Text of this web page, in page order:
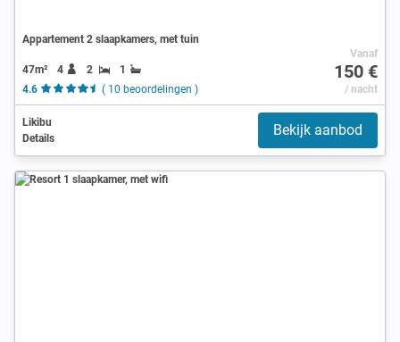
Appartement 2 slaapkamers, met tuin
47m² 4 2
1
4.6
( 10 beoordelingen )
Vanaf
150 €
/ nacht
Likibu
Details
Bekijk aanbod